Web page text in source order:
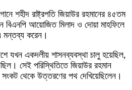
শহীদ রাষ্ট্রপতি জিয়াউর রহমানের ৪৫তম
বিএনপি আয়োজিত মিলাদ ও দোয়া মাহফিলে
মন্তব্য করেন।
যখন একদলীয় শাসনব্যবস্থা চালু হয়েছিল,
সেই পরিস্থিতিতে জিয়াউর রহমান
থেকে উত্তরণের পথ দেখিয়েছিলেন।